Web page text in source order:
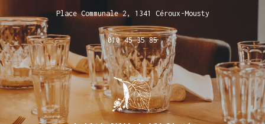
Place Communale 2, 1341 Céroux-Mousty
010 45 35 85